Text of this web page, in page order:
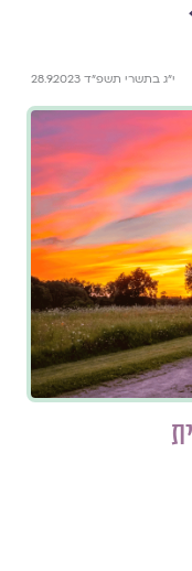
י״ג בתשרי תשפ״ד 28.9.2023